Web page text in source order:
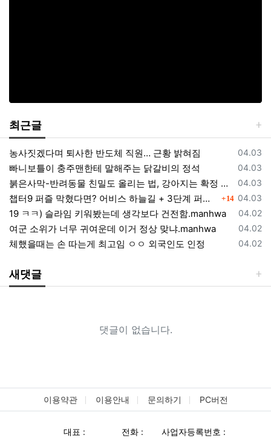
최근글
등록일
04.03
농사짓겠다며 퇴사한 반도체 직원… 근황 밝혀짐
등록일
04.03
빠니보틀이 충주맨한테 말해주는 닭갈비의 정석
등록일
04.03
붉은사막-반려동물 친밀도 올리는 법, 강아지는 확정 고양이는 조건 확인
등록일
04.03
챕터9 퍼즐 막혔다면? 어비스 하늘길 + 3단계 퍼즐 공략 순서 정리 (길찾기 포함) 댓글
14
등록일
04.02
19 ㅋㅋ) 슬라임 키워봤는데 생각보다 건전함.manhwa
등록일
04.02
여군 소위가 너무 귀여운데 이거 정상 맞냐.manhwa
등록일
04.02
체했을때는 손 따는게 최고임 ㅇㅇ 외국인도 인정
새댓글
댓글이 없습니다.
이용약관 이용안내 문의하기 PC버전
대표 : 전화 :
사업자등록번호 :